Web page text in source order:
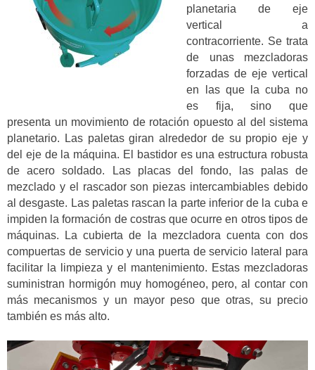
planetaria de eje
vertical a
contracorriente. Se trata
de unas mezcladoras
forzadas de eje vertical
en las que la cuba no
es fija, sino que
presenta un movimiento de rotación opuesto al del sistema
planetario. Las paletas giran alrededor de su propio eje y
del eje de la máquina. El bastidor es una estructura robusta
de acero soldado. Las placas del fondo, las palas de
mezclado y el rascador son piezas intercambiables debido
al desgaste. Las paletas rascan la parte inferior de la cuba e
impiden la formación de costras que ocurre en otros tipos de
máquinas. La cubierta de la mezcladora cuenta con dos
compuertas de servicio y una puerta de servicio lateral para
facilitar la limpieza y el mantenimiento. Estas mezcladoras
suministran hormigón muy homogéneo, pero, al contar con
más mecanismos y un mayor peso que otras, su precio
también es más alto.